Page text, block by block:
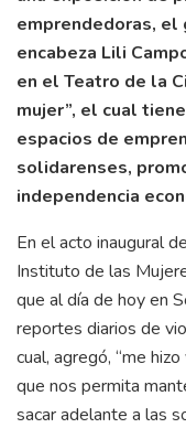
emprendedoras, el
encabeza Lili
en el Teatro de la
mujer”, el cual
espacios de
solidarenses,
independencia
En el acto inaugural
Instituto de las
que al día de hoy en
reportes diarios de
cual, agregó, “me
que nos permita
sacar adelante a las